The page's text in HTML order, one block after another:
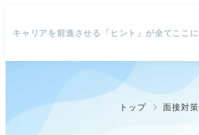
キャリアを前進させる「ヒント」が全てここに
トップ 面接対策